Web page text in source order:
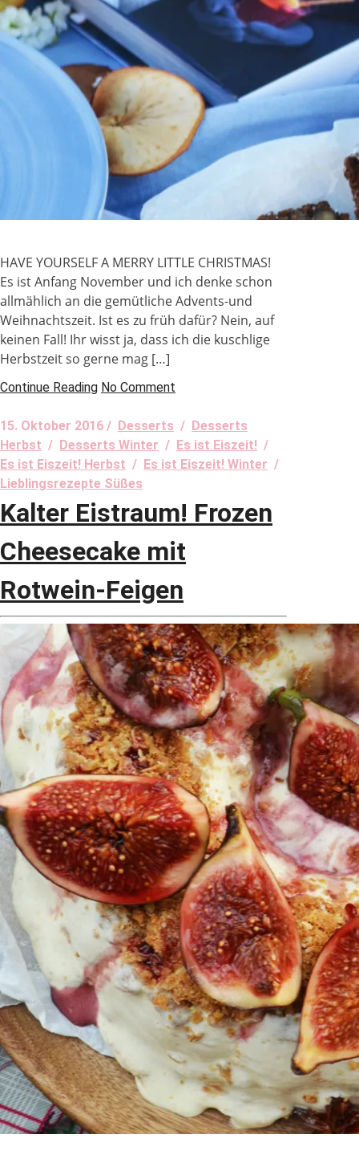
HAVE YOURSELF A MERRY LITTLE CHRISTMAS!
Es ist Anfang November und ich denke schon
allmählich an die gemütliche Advents-und
Weihnachtszeit. Ist es zu früh dafür? Nein, auf
keinen Fall! Ihr wisst ja, dass ich die kuschlige
Herbstzeit so gerne mag […]
Continue Reading No Comment
15. Oktober 2016 / Desserts / Desserts
Herbst / Desserts Winter / Es ist Eiszeit! /
Es ist Eiszeit! Herbst / Es ist Eiszeit! Winter /
Lieblingsrezepte Süßes
Kalter Eistraum! Frozen
Cheesecake mit
Rotwein-Feigen